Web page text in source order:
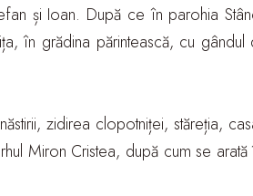
și Ioan. După ce în parohia
în grădina părintească, cu
zidirea clopotniței, stăreția,
Miron Cristea, după cum se